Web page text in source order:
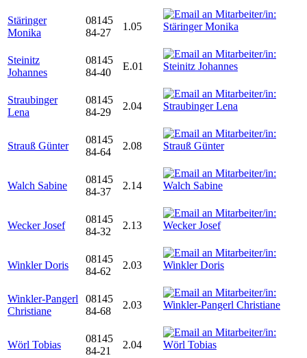
Stäringer
Monika
08145
84-27
1.05
Steinitz
Johannes
08145
84-40
E.01
Straubinger
Lena
08145
84-29
2.04
Strauß Günter
08145
84-64
2.08
Walch Sabine
08145
84-37
2.14
Wecker Josef
08145
84-32
2.13
Winkler Doris
08145
84-62
2.03
Winkler-Pangerl
Christiane
08145
84-68
2.03
Wörl Tobias
08145
84-21
2.04